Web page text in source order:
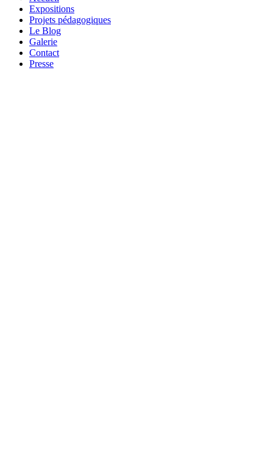
Expositions
Projets pédagogiques
Le Blog
Galerie
Contact
Presse